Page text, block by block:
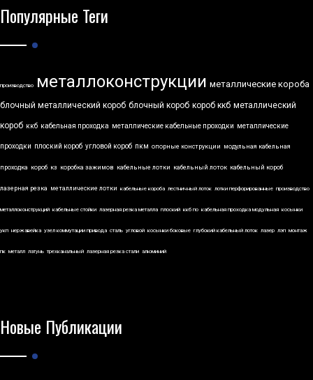
Популярные Теги
производство металлоконструкции металлические короба
блочный металлический короб блочный короб короб ккб металлический
короб ккб кабельная проходка металлические кабельные проходки металлические
проходки плоский короб угловой короб пкм опорные конструкции модульная кабельная
проходка короб кз коробка зажимов кабельные лотки кабельный лоток кабельный короб
лазерная резка металлические лотки кабельные короба лестничный лоток лотки перфорированные производство
металлоконструкций кабельные стойки лазерная резка металла плоский ккб по кабельная проходка модульная косынки
укп нержавейка узел коммутации привода сталь угловой косынки боковые глубокий кабельный лоток лазер лэп монтаж
пк металл латунь трехканальный лазерная резка стали алюминий
Новые Публикации